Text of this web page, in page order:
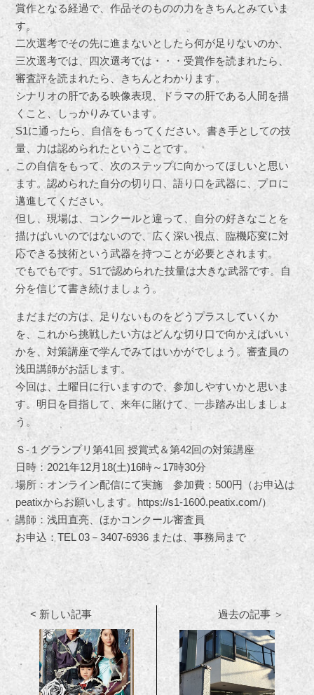
賞作となる経過で、作品そのものの力をきちんとみていま
す。
二次選考でその先に進まないとしたら何が足りないのか、
三次選考では、四次選考では・・・受賞作を読まれたら、
審査評を読まれたら、きちんとわかります。
シナリオの肝である映像表現、ドラマの肝である人間を描
くこと、しっかりみています。
S1に通ったら、自信をもってください。書き手としての技
量、力は認められたということです。
この自信をもって、次のステップに向かってほしいと思い
ます。認められた自分の切り口、語り口を武器に、プロに
邁進してください。
但し、現場は、コンクールと違って、自分の好きなことを
描けばいいのではないので、広く深い視点、臨機応変に対
応できる技術という武器を持つことが必要とされます。
でもでもです。S1で認められた技量は大きな武器です。自
分を信じて書き続けましょう。
まだまだの方は、足りないものをどうプラスしていくか
を、これから挑戦したい方はどんな切り口で向かえばいい
かを、対策講座で学んでみてはいかがでしょう。審査員の
浅田講師がお話します。
今回は、土曜日に行いますので、参加しやすいかと思いま
す。明日を目指して、来年に賭けて、一歩踏み出しましょ
う。
Ｓ-１グランプリ第41回 授賞式＆第42回の対策講座
日時：2021年12月18(土)16時～17時30分
場所：オンライン配信にて実施 参加費：500円（お申込は
peatixからお願いします。https://s1-1600.peatix.com/）
講師：浅田直亮、ほかコンクール審査員
お申込：TEL 03－3407-6936 または、事務局まで
< 新しい記事 過去の記事 ＞